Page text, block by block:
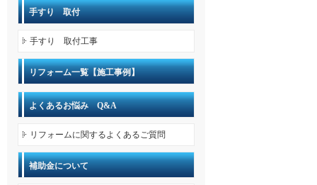
手すり 取付
手すり 取付工事
リフォーム一覧【施工事例】
よくあるお悩み Q&A
リフォームに関するよくあるご質問
補助金について